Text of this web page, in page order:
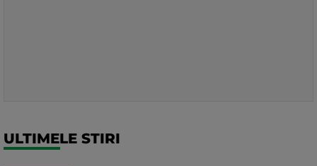
ULTIMELE STIRI